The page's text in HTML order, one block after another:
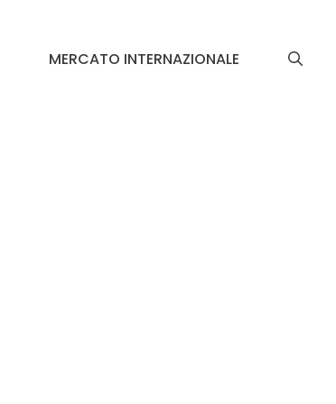
MERCATO INTERNAZIONALE